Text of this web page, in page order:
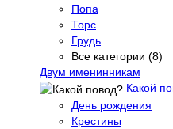
Попа
Торс
Грудь
Все категории (8)
Двум именинникам
Какой
День рождения
Крестины